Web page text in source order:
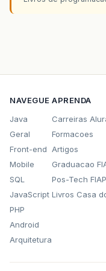
NAVEGUE
Java
Geral
Front-end
Mobile
SQL
JavaScript
PHP
Android
Arquitetura
APRENDA
Carreiras
Formacoes
Artigos
Graduacao
Pos-Tech FIAP
Livros Casa